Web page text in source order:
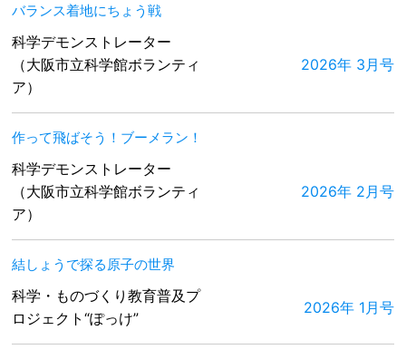
バランス着地にちょう戦
科学デモンストレーター
（大阪市立科学館ボランティ
ア）
2026年 3月号
作って飛ばそう！ブーメラン！
科学デモンストレーター
（大阪市立科学館ボランティ
ア）
2026年 2月号
結しょうで探る原子の世界
科学・ものづくり教育普及プ
ロジェクト“ぽっけ”
2026年 1月号